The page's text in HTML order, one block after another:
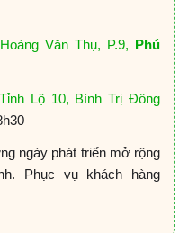
Văn Thụ, P.9, Phú
Lộ 10, Bình Trị Đông
ngày phát triển mở rộng
Phục vụ khách hàng